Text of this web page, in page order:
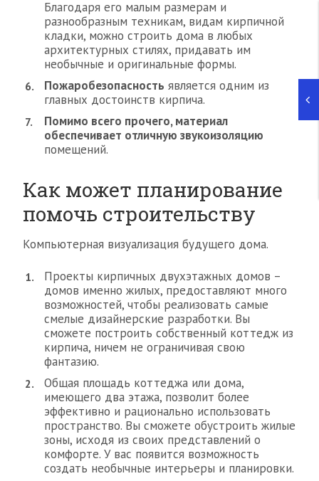
Благодаря его малым размерам и
разнообразным техникам, видам кирпичной
кладки, можно строить дома в любых
архитектурных стилях, придавать им
необычные и оригинальные формы.
Пожаробезопасность является одним из
главных достоинств кирпича.
Помимо всего прочего, материал
обеспечивает отличную звукоизоляцию
помещений.
Как может планирование
помочь строительству
Компьютерная визуализация будущего дома.
Проекты кирпичных двухэтажных домов –
домов именно жилых, предоставляют много
возможностей, чтобы реализовать самые
смелые дизайнерские разработки. Вы
сможете построить собственный коттедж из
кирпича, ничем не ограничивая свою
фантазию.
Общая площадь коттеджа или дома,
имеющего два этажа, позволит более
эффективно и рационально использовать
пространство. Вы сможете обустроить жилые
зоны, исходя из своих представлений о
комфорте. У вас появится возможность
создать необычные интерьеры и планировки.